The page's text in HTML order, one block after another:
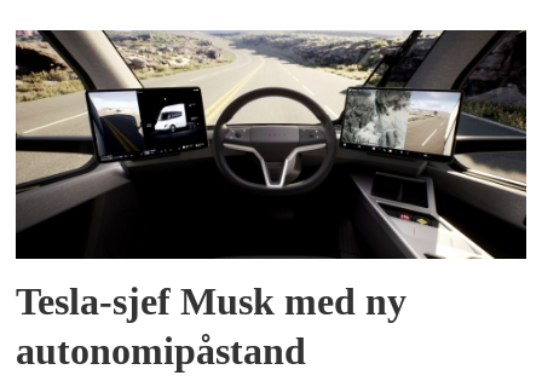
Tesla-sjef Musk med ny
autonomipåstand